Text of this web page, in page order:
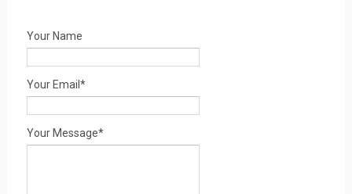
Your Name
Your Email*
Your Message*